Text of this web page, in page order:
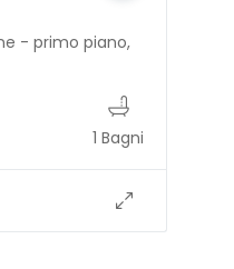
- primo piano,
1 Bagni